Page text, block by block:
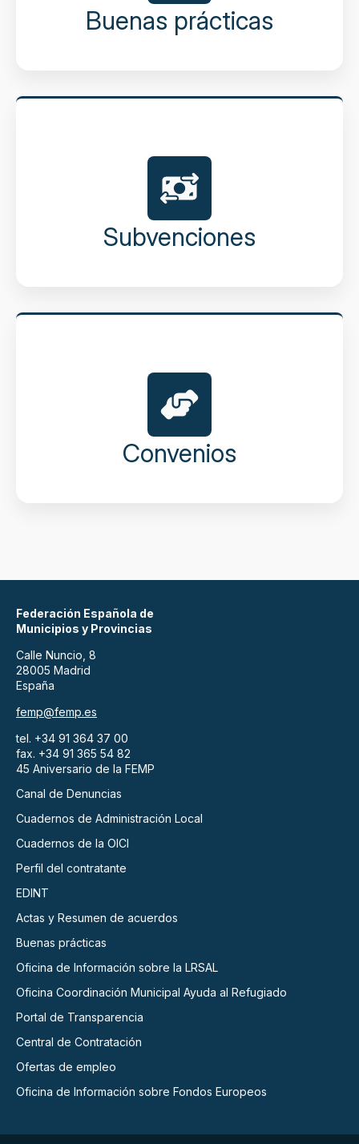
Buenas prácticas
Subvenciones
Convenios
Federación Española de
Municipios y Provincias
Calle Nuncio, 8
28005 Madrid
España
femp@femp.es
tel. +34 91 364 37 00
fax. +34 91 365 54 82
45 Aniversario de la FEMP
Canal de Denuncias
Cuadernos de Administración Local
Cuadernos de la OICI
Perfil del contratante
EDINT
Actas y Resumen de acuerdos
Buenas prácticas
Oficina de Información sobre la LRSAL
Oficina Coordinación Municipal Ayuda al Refugiado
Portal de Transparencia
Central de Contratación
Ofertas de empleo
Oficina de Información sobre Fondos Europeos